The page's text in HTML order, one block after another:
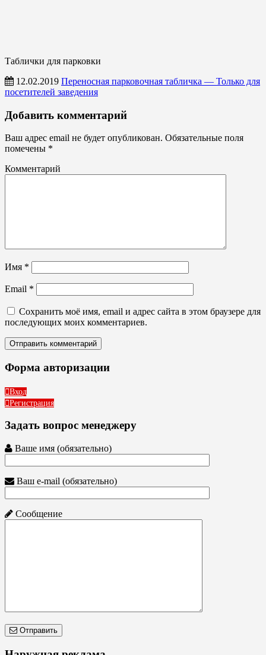
Таблички для парковки
12.02.2019 Переносная парковочная табличка — Только для
посетителей заведения
Таблички
для
парковки
Добавить комментарий
Ваш адрес email не будет опубликован. Обязательные поля
помечены *
Комментарий
Имя *
Email *
Сохранить моё имя, email и адрес сайта в этом браузере для
последующих моих комментариев.
Форма авторизации
Вход
Регистрация
Задать вопрос менеджеру
Ваше имя (обязательно)
Ваш e-mail (обязательно)
Сообщение
Отправить